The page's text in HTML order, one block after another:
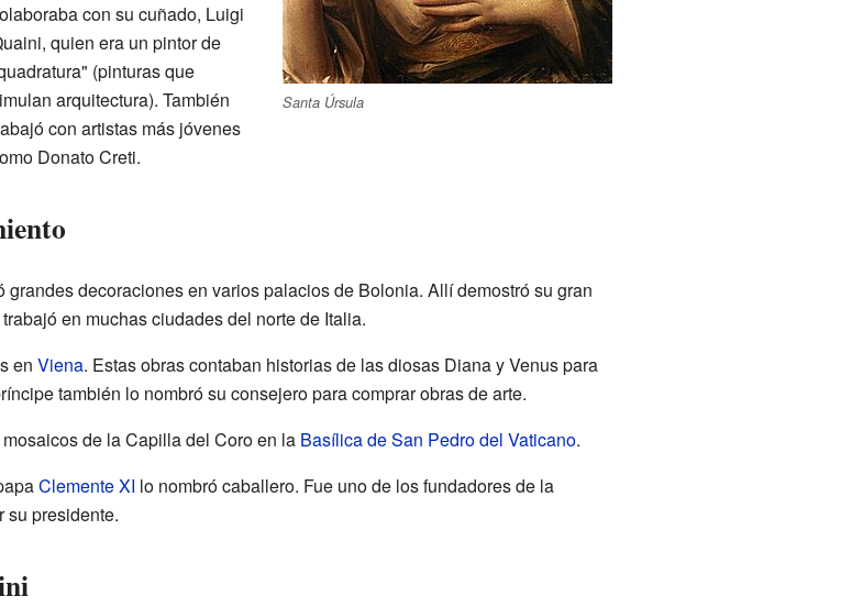
Santa Úrsula
con su cuñado, Luigi
quien era un pintor de
(pinturas que
arquitectura). También
con artistas más jóvenes
Donato Creti.
decoraciones en varios palacios de Bolonia. Allí demostró su gran
en muchas ciudades del norte de Italia.
en Viena. Estas obras contaban historias de las diosas Diana y Venus para
también lo nombró su consejero para comprar obras de arte.
de la Capilla del Coro en la Basílica de San Pedro del Vaticano.
Clemente XI lo nombró caballero. Fue uno de los fundadores de la
su presidente.